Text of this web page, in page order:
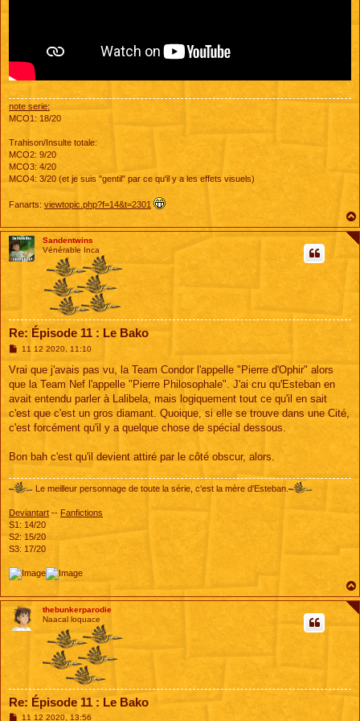
note serie:
MCO1: 18/20
Trahison/Insulte totale:
MCO2: 9/20
MCO3: 4/20
MCO4: 3/20 (et je suis "gentil" par ce qu'il y a les effets visuels)
Fanarts: viewtopic.php?f=14&t=2301
Sandentwins
Vénérable Inca
Re: Épisode 11 : Le Bako
M
s
a
g
11 12 2020, 11:10
Vrai que j'avais pas vu, la Team Condor l'appelle "Pierre d'Ophir" alors
que la Team Nef l'appelle "Pierre Philosophale". J'ai cru qu'Esteban en
avait entendu parler à Lalibela, mais logiquement tout ce qu'il en sait
c'est que c'est un gros diamant. Quoique, si elle se trouve dans une Cité,
c'est forcément qu'il y a quelque chose de spécial dessous.
Bon bah c'est qu'il devient attiré par le côté obscur, alors.
Le meilleur personnage de toute la série, c'est la mère d'Esteban.
Deviantart -- Fanfictions
S1: 14/20
S2: 15/20
S3: 17/20
thebunkerparodie
Naacal loquace
Re: Épisode 11 : Le Bako
M11 12 2020, 13:56